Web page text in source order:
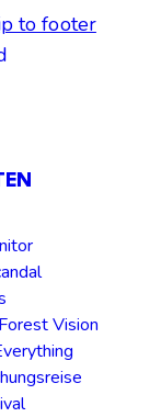
to footer
Vision